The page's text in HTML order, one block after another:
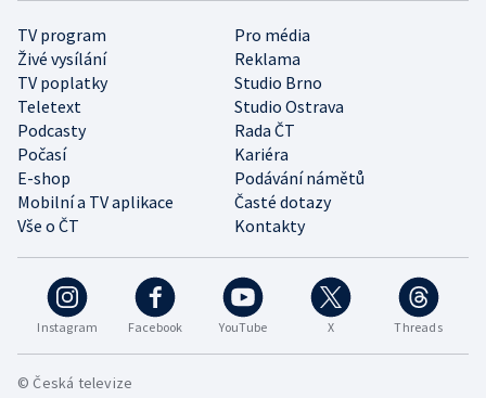
Instagram Facebook YouTube X Threads
TV program
Pro média
Živé vysílání
Reklama
TV poplatky
Studio Brno
Teletext
Studio Ostrava
Podcasty
Rada ČT
Počasí
Kariéra
E-shop
Podávání námětů
Mobilní a TV aplikace
Časté dotazy
Vše o ČT
Kontakty
© Česká televize